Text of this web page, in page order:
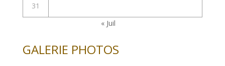
31
« Juil
GALERIE PHOTOS